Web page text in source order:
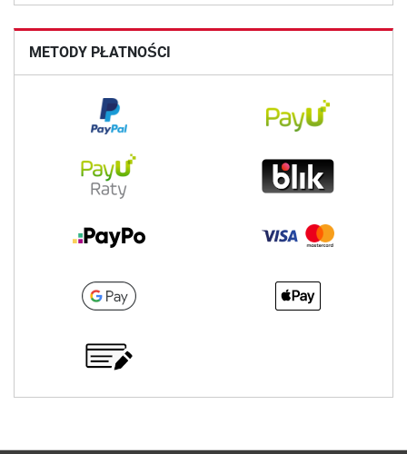
METODY PŁATNOŚCI